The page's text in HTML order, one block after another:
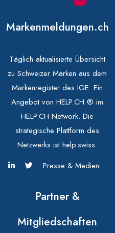
Markenmeldungen.ch
Täglich aktualisierte Übersicht
zu Schweizer Marken aus dem
Markenregister des IGE. Ein
Angebot von HELP.CH ® im
HELP.CH Network. Die
strategische Plattform des
Netzwerks ist help.swiss.
Presse & Medien
Partner &
Mitgliedschaften